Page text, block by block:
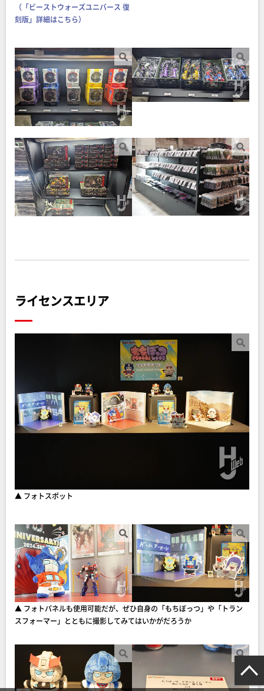
（「ビーストウォーズユニバース 復
刻版」詳細はこちら）
ライセンスエリア
▲ フォトスポット
▲ フォトパネルも使用可能だが、ぜひ自身の「もちぼっつ」や「トラン
スフォーマー」とともに撮影してみてはいかがだろうか